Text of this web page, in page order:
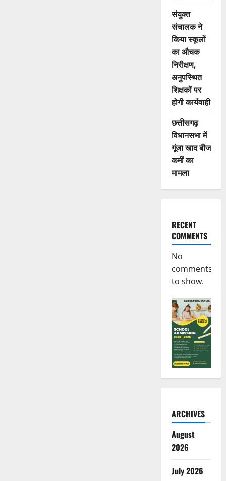
संयुक्त
संचालक ने
किया स्कूलों
का औचक
निरीक्षण,
अनुपस्थित
शिक्षकों पर
होगी कार्यवाही
छत्तीसगढ़
विधानसभा में
गूंजा खाद बीज
कमीं का
मामला
RECENT
COMMENTS
No
comments
to show.
ARCHIVES
August
2026
July 2026